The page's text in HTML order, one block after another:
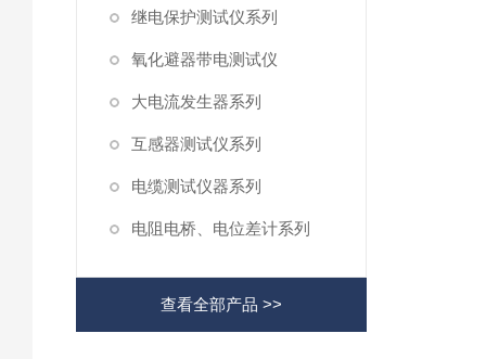
继电保护测试仪系列
氧化避器带电测试仪
大电流发生器系列
互感器测试仪系列
电缆测试仪器系列
电阻电桥、电位差计系列
查看全部产品 >>